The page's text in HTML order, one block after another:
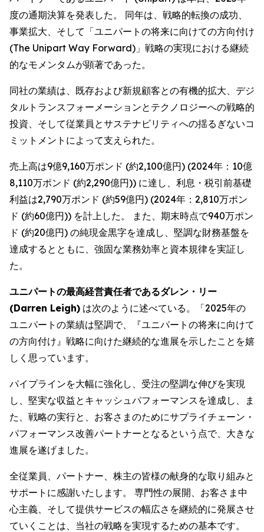
度の通期決算を発表した。 同年は、戦略的転換の成功、
事業拡大、そして「ユニパートの将来に向けての方向付け
(The Unipart Way Forward)」戦略の実現における継続
的なモメンタムが顕著であった。
同社の業績は、既存および新規顧客との有機的拡大、デジ
タルトランスフォーメーションとテクノロジーへの戦略的
投資、そして従業員とサステナビリティへの揺るぎないコ
ミットメントによって支えられた。
売上高は9億9,160万ポンド (約2,100億円) (2024年：10億
8,110万ポンド (約2,290億円)) に達し、利息・税引前基礎
利益は2,790万ポンド (約59億円) (2024年：2,810万ポン
ド (約60億円)) を計上した。 また、期末時点で940万ポン
ド (約20億円) の純現金黒字を達成し、堅調な財務基盤を
達成するとともに、強固な業務効率と資本規律を実証し
た。
ユニパートの最高経営責任者であるダレン・リー
(Darren Leigh) は次のように述べている。「2025年の
ユニパートの業績は堅調で、『ユニパートの将来に向けて
の方向付け』戦略に向けた継続的な進展を示したことを嬉
しく思っています。
パイプラインを大幅に強化し、受注の堅調な伸びを実現
し、堅実な収益とキャッシュパフォーマンスを達成し、ま
た、戦略の実行と、お客さまのためにサプライチェーン・
パフォーマンス改善パートナーとなるという点で、大きな
進展を遂げました。
全従業員、パートナー、株主の皆様の献身的な取り組みと
サポートに感謝いたします。 専門性の展開、お客さま中
心主義、そして提供サービスの幅広さを継続的に発展させ
ていくことは、当社の戦略を実現するための基本です。